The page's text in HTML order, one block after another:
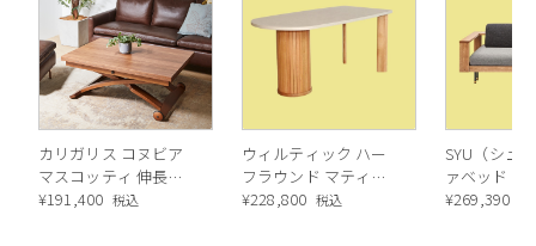
カリガリス コヌビア
マスコッティ 伸長・
昇降式テーブル ／
¥191,400 税込
ウィルティック ハー
フラウンド マティエ
ラ塗装 ダイニングテ
¥228,800 税込
SYU（シュ
ァベッド（
ル）190cm
¥269,390